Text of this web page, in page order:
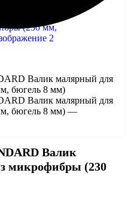
Валик
микрофибры (230